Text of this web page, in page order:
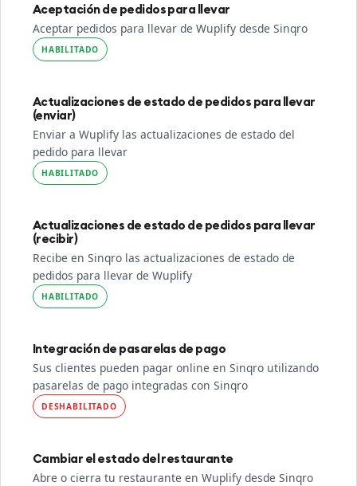
Aceptación de pedidos para llevar
Aceptar pedidos para llevar de Wuplify desde Sinqro
HABILITADO
Actualizaciones de estado de pedidos para llevar
(enviar)
Enviar a Wuplify las actualizaciones de estado del
pedido para llevar
HABILITADO
Actualizaciones de estado de pedidos para llevar
(recibir)
Recibe en Sinqro las actualizaciones de estado de
pedidos para llevar de Wuplify
HABILITADO
Integración de pasarelas de pago
Sus clientes pueden pagar online en Sinqro utilizando
pasarelas de pago integradas con Sinqro
DESHABILITADO
Cambiar el estado del restaurante
Abre o cierra tu restaurante en Wuplify desde Sinqro